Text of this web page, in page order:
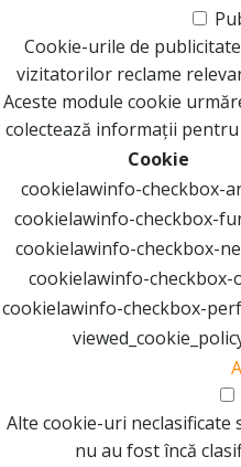
Cookie-urile de
vizitatorilor reclame
Aceste module cookie
colectează informații
Cookie
cookielawinfo-checkbox-
cookielawinfo-checkbox-
cookielawinfo-checkbox-
cookielawinfo-checkbox-
cookielawinfo-checkbox-
Alte cookie-uri neclasificate
nu au fost încă